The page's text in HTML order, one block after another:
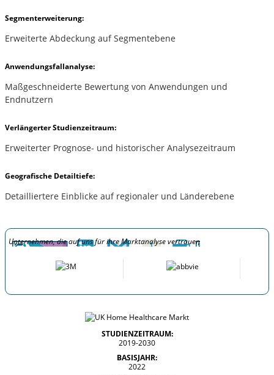
Segmenterweiterung:
Erweiterte Abdeckung auf Segmentebene
Anwendungsfallanalyse:
Maßgeschneiderte Bewertung von Anwendungen und
Endnutzern
Verlängerter Studienzeitraum:
Erweiterter Prognose- und historischer Analysezeitraum
Geografische Detailtiefe:
Detailliertere Einblicke auf regionaler und Länderebene
Unternehmen, die auf uns für ihre Marktanalyse vertrauen
STUDIENZEITRAUM:
2019-2030
BASISJAHR:
2022